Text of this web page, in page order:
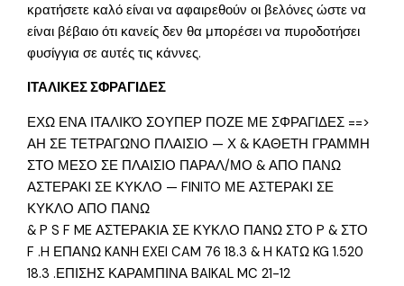
κρατήσετε καλό είναι να αφαιρεθούν οι βελόνες ώστε να
είναι βέβαιο ότι κανείς δεν θα μπορέσει να πυροδοτήσει
φυσίγγια σε αυτές τις κάννες.
ΙΤΑΛΙΚΕΣ ΣΦΡΑΓΙΔΕΣ
ΕΧΩ ΕΝΑ ΙΤΑΛΙΚΌ ΣΟΥΠΕΡ ΠΟΖΕ ΜΕ ΣΦΡΑΓΙΔΕΣ ==>
ΑΗ ΣΕ ΤΕΤΡΑΓΩΝΟ ΠΛΑΙΣΙΟ — Χ & ΚΑΘΕΤΗ ΓΡΑΜΜΗ
ΣΤΟ ΜΕΣΟ ΣΕ ΠΛΑΙΣΙΟ ΠΑΡΑΛ/ΜΟ & ΑΠΟ ΠΑΝΩ
ΑΣΤΕΡΑΚΙ ΣΕ ΚΥΚΛΟ — FINITO ΜΕ ΑΣΤΕΡΑΚΙ ΣΕ
ΚΥΚΛΟ ΑΠΟ ΠΑΝΩ
& P S F ME ΑΣΤΕΡΑΚΙΑ ΣΕ ΚΥΚΛΟ ΠΑΝΩ ΣΤΟ P & ΣΤΟ
F .H ΕΠΑΝΩ KANH EXEI CAM 76 18.3 & H KATΩ KG 1.520
18.3 .ΕΠΙΣΗΣ ΚΑΡΑΜΠΙΝΑ BAIKAL MC 21-12